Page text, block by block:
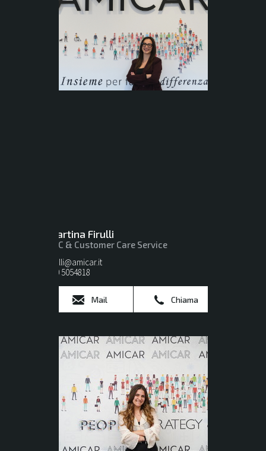
Martina Firulli
BDC & Customer Care Service
firulli@amicar.it
080 5054818
Mail Chiama